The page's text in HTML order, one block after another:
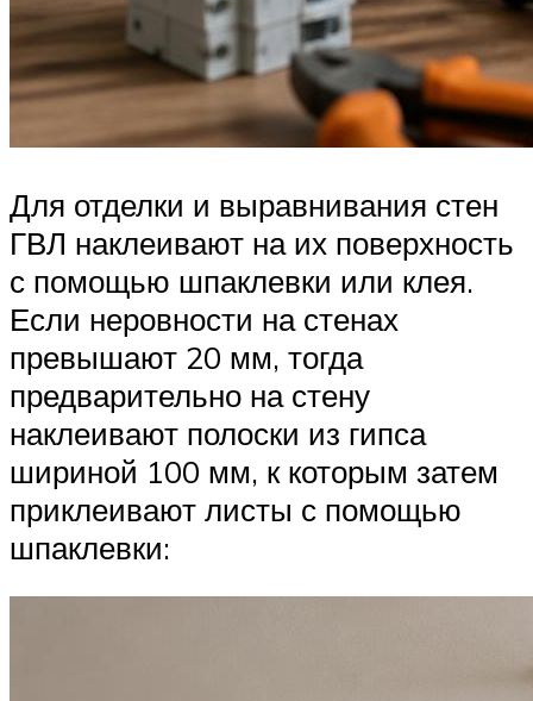
Для отделки и выравнивания стен
ГВЛ наклеивают на их поверхность
с помощью шпаклевки или клея.
Если неровности на стенах
превышают 20 мм, тогда
предварительно на стену
наклеивают полоски из гипса
шириной 100 мм, к которым затем
приклеивают листы с помощью
шпаклевки: